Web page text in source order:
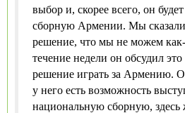
выбор и, скорее всего, он
сборную Армении. Мы
решение, что мы не можем
течение недели он обсудил
решение играть за Армению.
у него есть возможность
национальную сборную, здесь